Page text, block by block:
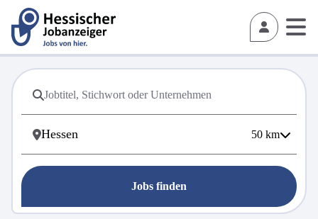
50 km
Jobs finden